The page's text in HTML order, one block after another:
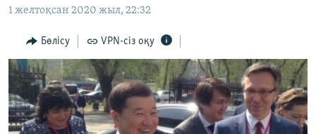
Skip
Search
ӘЛЕУМЕТ
ӘЛЕМ
АРНАЙЫ ЖОБАЛАР
Русский
1 желтоқсан 2020 жыл, 22:32
Бөлісу VPN-сіз оқу